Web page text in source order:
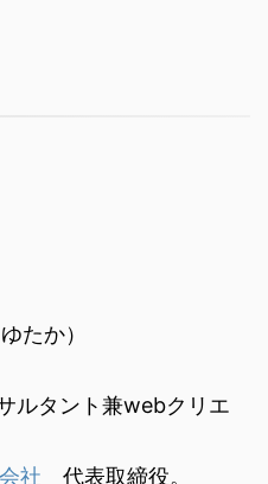
たか）
ルタント兼webクリエ
社 代表取締役。